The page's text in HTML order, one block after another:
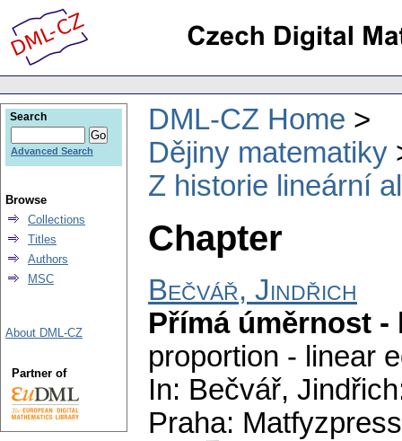
DML-CZ Home
Dějiny matematiky
Z historie lineární
Chapter
Bečvář, Jindřich
Přímá úměrnost
proportion - linear
In: Bečvář,
Praha:
Search
Advanced Search
Browse
Collections
Titles
Authors
MSC
About DML-CZ
Partner of